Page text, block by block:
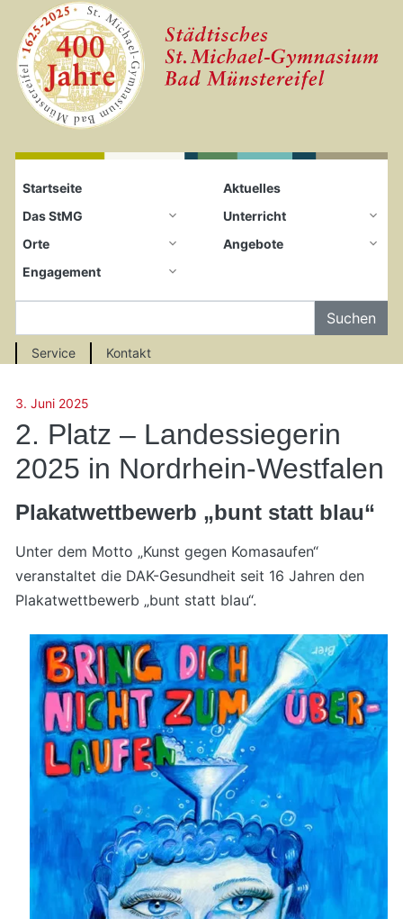
Zum Seiteninhalt springen
Startseite
Startseite
Aktuelles
Das StMG
Unterricht
Orte
Angebote
Engagement
Service Kontakt
3. Juni 2025
2. Platz – Landessiegerin
2025 in Nordrhein-Westfalen
Plakatwettbewerb „bunt statt blau“
Unter dem Motto „Kunst gegen Komasaufen“
veranstaltet die DAK-Gesundheit seit 16 Jahren den
Plakatwettbewerb „bunt statt blau“.